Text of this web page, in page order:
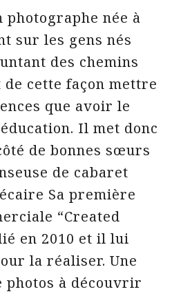
née à
sur les gens nés
des chemins
cette façon mettre
que avoir le
Il met donc
de bonnes sœurs
de cabaret
Sa première
“Created
en 2010 et il lui
la réaliser. Une
à découvrir